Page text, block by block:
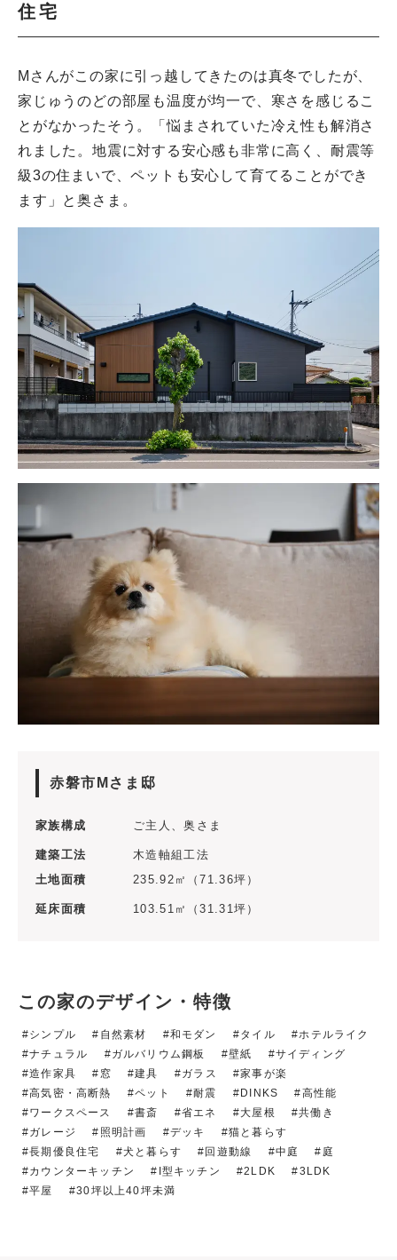
住宅
Mさんがこの家に引っ越してきたのは真冬でしたが、
家じゅうのどの部屋も温度が均一で、寒さを感じるこ
とがなかったそう。「悩まされていた冷え性も解消さ
れました。地震に対する安心感も非常に高く、耐震等
級3の住まいで、ペットも安心して育てることができ
ます」と奥さま。
赤磐市Mさま邸
家族構成 ご主人、奥さま
建築工法
木造軸組工法
土地面積
235.92㎡（71.36坪）
延床面積 103.51㎡（31.31坪）
この家のデザイン・特徴
シンプル 自然素材 和モダン タイル
ホテルライク
ナチュラル
ガルバリウム鋼板 壁紙
サイディング
造作家具
窓 建具 ガラス
家事が楽
高気密・高断熱
ペット 耐震 DINKS
高性能
ワークスペース
書斎 省エネ 大屋根
共働き
ガレージ
照明計画 デッキ
猫と暮らす
長期優良住宅
犬と暮らす 回遊動線 中庭
庭
カウンターキッチン
I型キッチン 2LDK
3LDK
平屋
30坪以上40坪未満